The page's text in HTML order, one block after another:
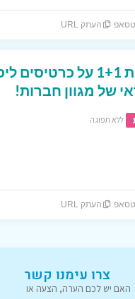
העתק URL
הטבת 1+1 על
של מגוון חברות!
ללא תפוגה
העתק URL
צרו עימנו קשר
האם יש לכם הערה, הצעה או